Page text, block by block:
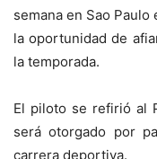
semana en Sao
la oportunidad de
la temporada.
El piloto se refirió al
será otorgado por
carrera deportiva.